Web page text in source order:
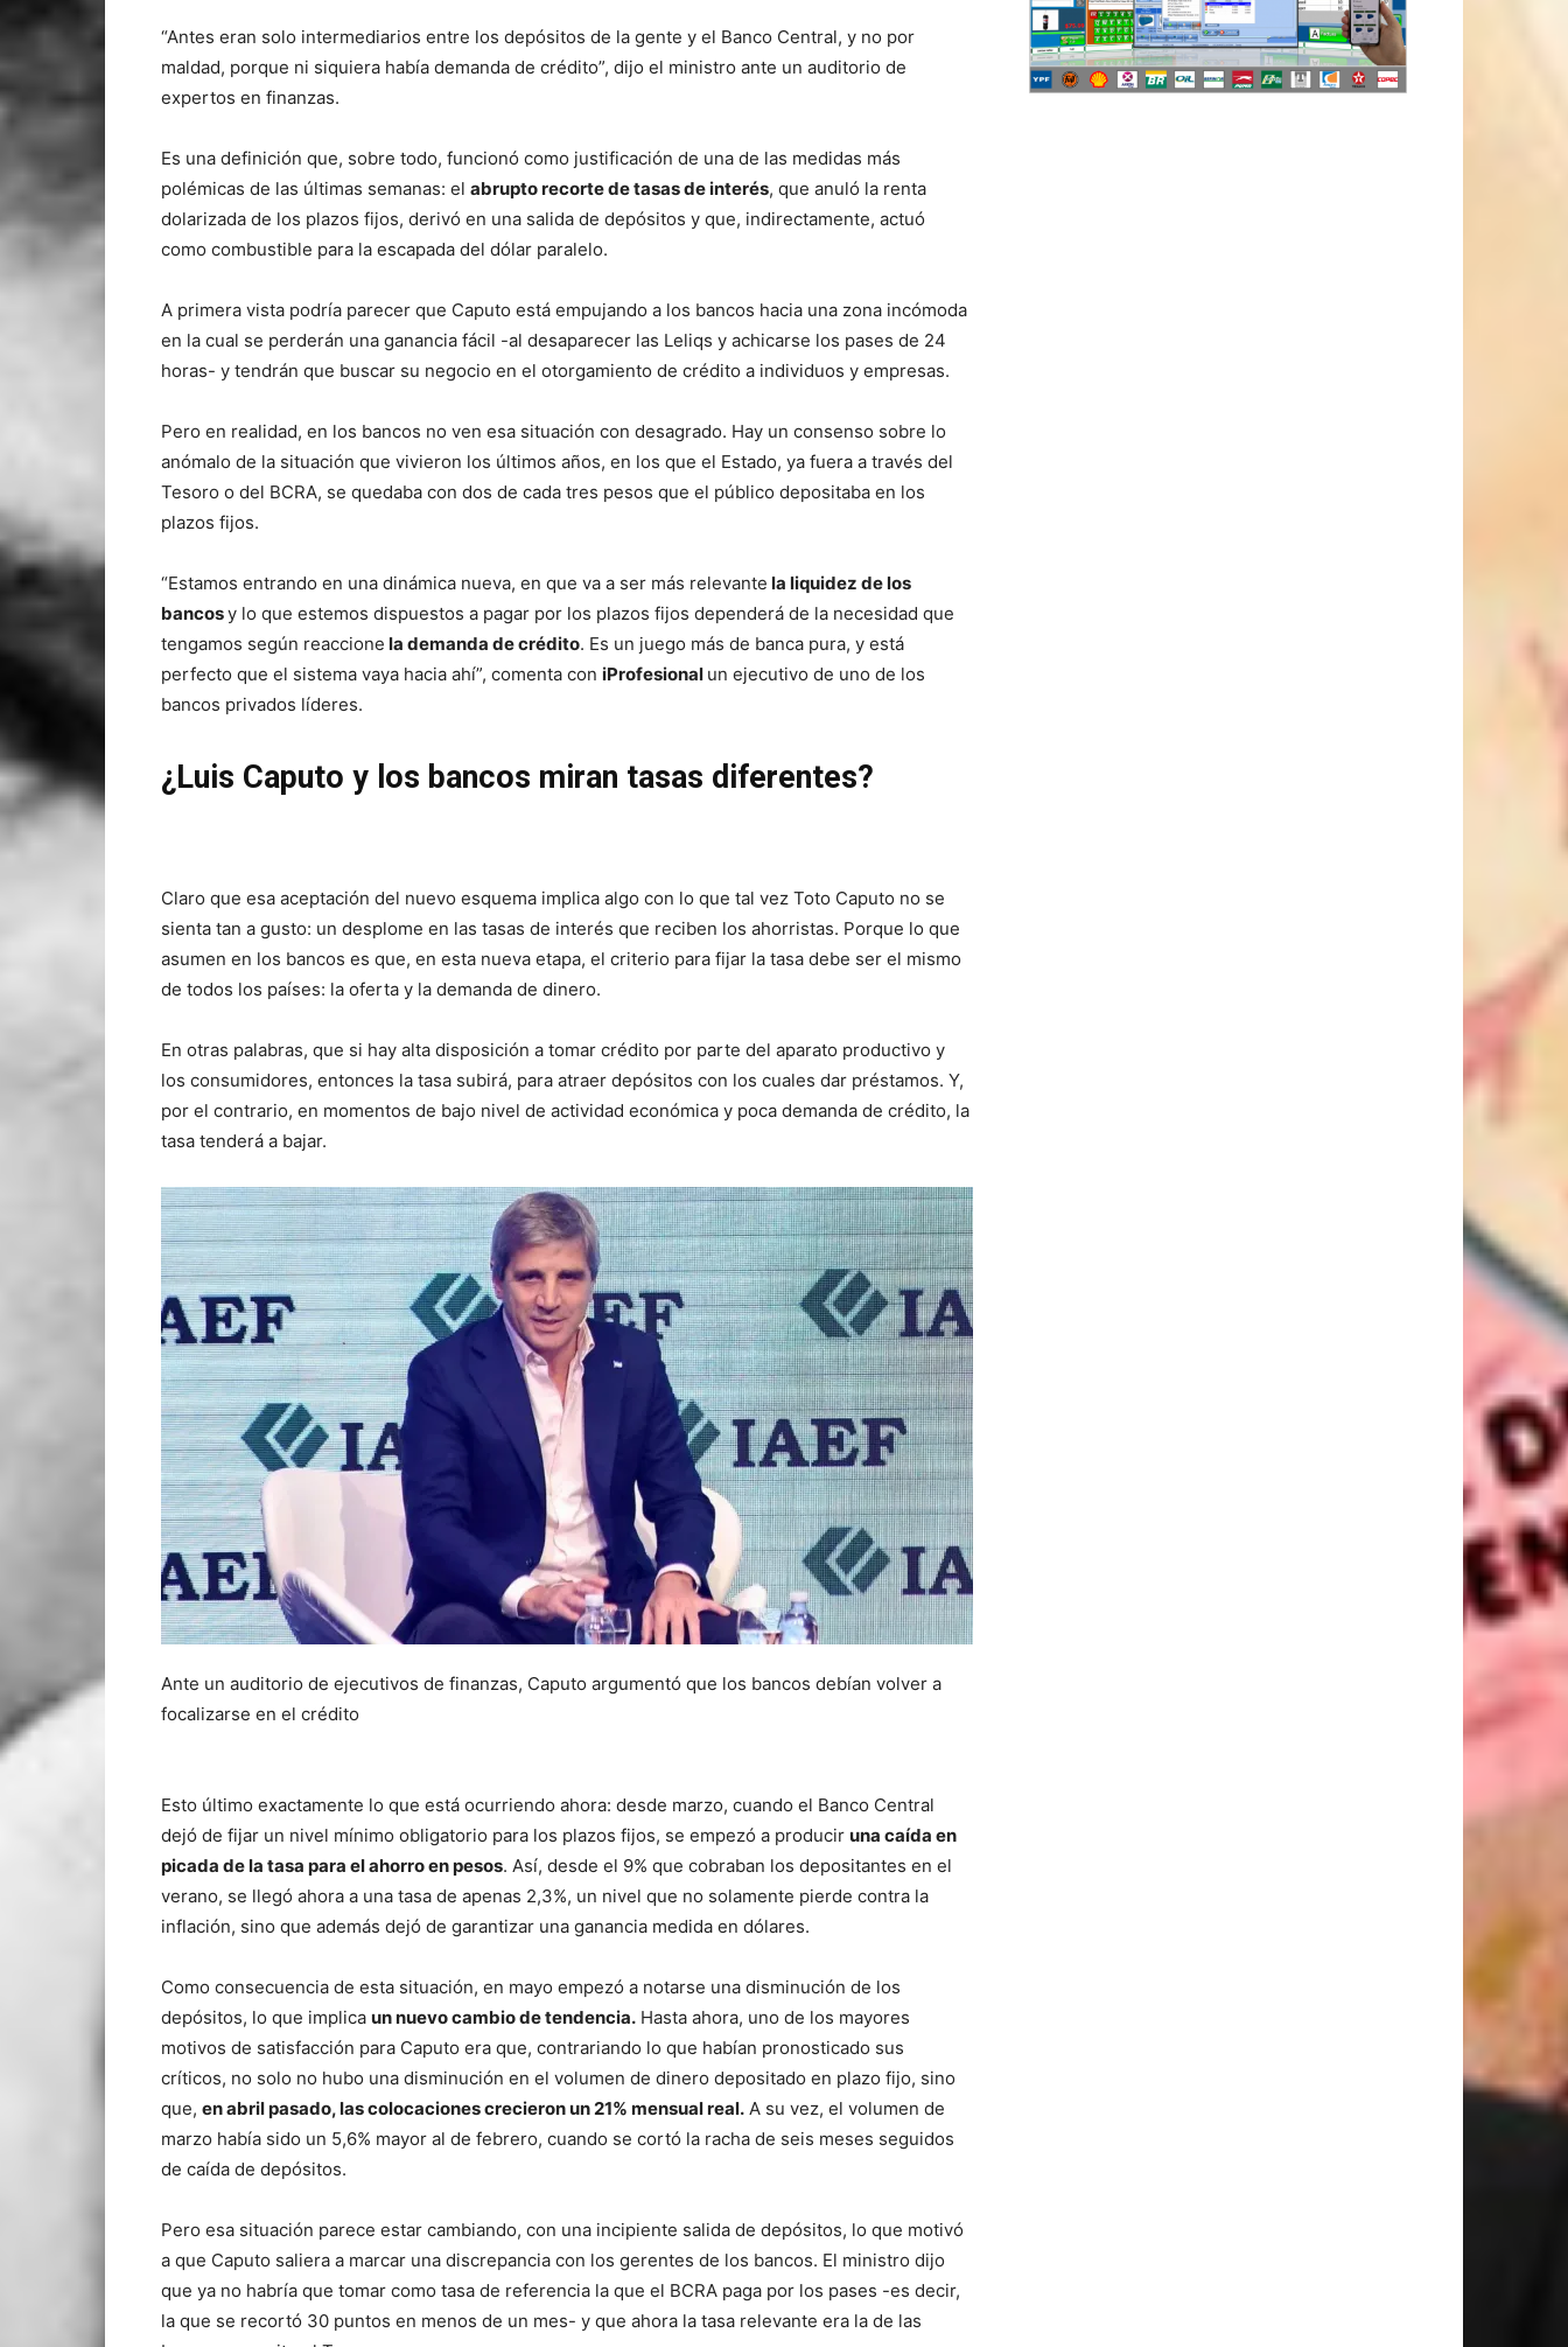
“Antes eran solo intermediarios entre los depósitos de la gente y el Banco Central, y no por
maldad, porque ni siquiera había demanda de crédito”, dijo el ministro ante un auditorio de
expertos en finanzas.
Es una definición que, sobre todo, funcionó como justificación de una de las medidas más
polémicas de las últimas semanas: el abrupto recorte de tasas de interés, que anuló la renta
dolarizada de los plazos fijos, derivó en una salida de depósitos y que, indirectamente, actuó
como combustible para la escapada del dólar paralelo.
A primera vista podría parecer que Caputo está empujando a los bancos hacia una zona incómoda
en la cual se perderán una ganancia fácil -al desaparecer las Leliqs y achicarse los pases de 24
horas- y tendrán que buscar su negocio en el otorgamiento de crédito a individuos y empresas.
Pero en realidad, en los bancos no ven esa situación con desagrado. Hay un consenso sobre lo
anómalo de la situación que vivieron los últimos años, en los que el Estado, ya fuera a través del
Tesoro o del BCRA, se quedaba con dos de cada tres pesos que el público depositaba en los
plazos fijos.
“Estamos entrando en una dinámica nueva, en que va a ser más relevante la liquidez de los
bancosy lo que estemos dispuestos a pagar por los plazos fijos dependerá de la necesidad que
tengamos según reaccione la demanda de crédito. Es un juego más de banca pura, y está
perfecto que el sistema vaya hacia ahí”, comenta con iProfesional un ejecutivo de uno de los
bancos privados líderes.
¿Luis Caputo y los bancos miran tasas diferentes?
Claro que esa aceptación del nuevo esquema implica algo con lo que tal vez Toto Caputo no se
sienta tan a gusto: un desplome en las tasas de interés que reciben los ahorristas. Porque lo que
asumen en los bancos es que, en esta nueva etapa, el criterio para fijar la tasa debe ser el mismo
de todos los países: la oferta y la demanda de dinero.
En otras palabras, que si hay alta disposición a tomar crédito por parte del aparato productivo y
los consumidores, entonces la tasa subirá, para atraer depósitos con los cuales dar préstamos. Y,
por el contrario, en momentos de bajo nivel de actividad económica y poca demanda de crédito, la
tasa tenderá a bajar.
Ante un auditorio de ejecutivos de finanzas, Caputo argumentó que los bancos debían volver a
focalizarse en el crédito
Esto último exactamente lo que está ocurriendo ahora: desde marzo, cuando el Banco Central
dejó de fijar un nivel mínimo obligatorio para los plazos fijos, se empezó a producir una caída en
picada de la tasa para el ahorro en pesos. Así, desde el 9% que cobraban los depositantes en el
verano, se llegó ahora a una tasa de apenas 2,3%, un nivel que no solamente pierde contra la
inflación, sino que además dejó de garantizar una ganancia medida en dólares.
Como consecuencia de esta situación, en mayo empezó a notarse una disminución de los
depósitos, lo que implica un nuevo cambio de tendencia. Hasta ahora, uno de los mayores
motivos de satisfacción para Caputo era que, contrariando lo que habían pronosticado sus
críticos, no solo no hubo una disminución en el volumen de dinero depositado en plazo fijo, sino
que, en abril pasado, las colocaciones crecieron un 21% mensual real. A su vez, el volumen de
marzo había sido un 5,6% mayor al de febrero, cuando se cortó la racha de seis meses seguidos
de caída de depósitos.
Pero esa situación parece estar cambiando, con una incipiente salida de depósitos, lo que motivó
a que Caputo saliera a marcar una discrepancia con los gerentes de los bancos. El ministro dijo
que ya no habría que tomar como tasa de referencia la que el BCRA paga por los pases -es decir,
la que se recortó 30 puntos en menos de un mes- y que ahora la tasa relevante era la de las